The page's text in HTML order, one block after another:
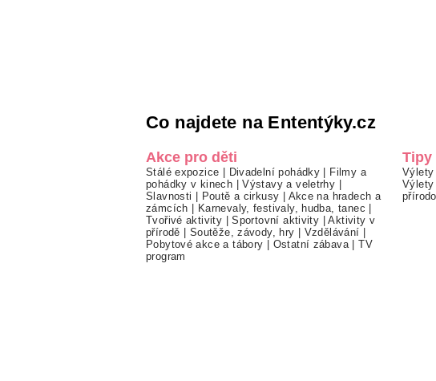
Co najdete na Ententýky.cz
Akce pro děti
Stálé expozice | Divadelní pohádky | Filmy a
pohádky v kinech |Výstavy a veletrhy |
Slavnosti | Poutě a cirkusy | Akce na hradech a
zámcích | Karnevaly, festivaly, hudba, tanec |
Tvořivé aktivity |Sportovní aktivity |Aktivity v
přírodě | Soutěže, závody, hry | Vzdělávání |
Pobytové akce a tábory | Ostatní zábava |TV
program
Tipy
Výlety